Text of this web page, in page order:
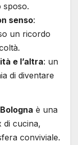
sposo.
senso:
un ricordo
e l’altra: un
di diventare
è una
di cucina,
conviviale.